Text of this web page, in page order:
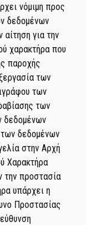
νόμιμη προς
δεδομένων
αίτηση για την
χαρακτήρα που
παροχής
των
των
των
δεδομένων
δεδομένων
στην Αρχή
Χαρακτήρα
την προστασία
υπάρχει η
Προστασίας